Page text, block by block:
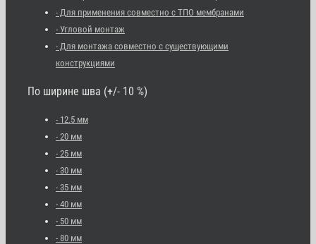
- Для применения совместно с ТПО мембранами
- Угловой монтаж
- Для монтажа совместно с существующими
конструкциями
По ширине шва (+/- 10 %)
- 12.5 мм
- 20 мм
- 25 мм
- 30 мм
- 35 мм
- 40 мм
- 50 мм
- 80 мм